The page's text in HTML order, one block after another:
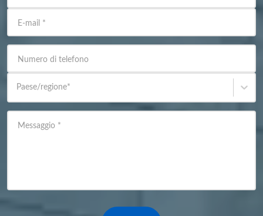
E-mail *
Numero di telefono
Paese/regione*
Messaggio *